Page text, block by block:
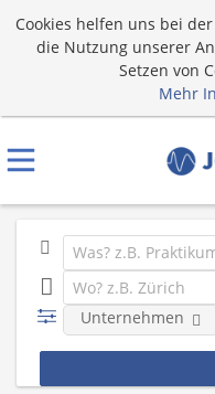
Cookies helfen uns bei
die Nutzung unserer
Setzen von
Mehr
Unternehmen